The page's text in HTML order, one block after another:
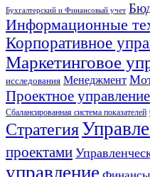
Бухгалтерский и Финансовый учет
Информационные
Корпоративное
Маркетинговое
исследования Менеджмент
Проектное управление
Сбалансированная система показателей
Стратегия
проектами